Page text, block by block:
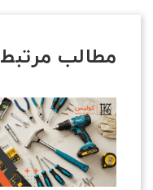
مطالب مرتبط